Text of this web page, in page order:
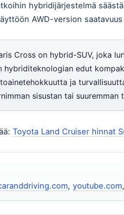
hybridijärjestelmä
AWD-version
Cross on hybrid-SUV, joka
hybriditeknologian edut
ja
sisustan tai
Toyota Land Cruiser hinnat
, youtube.com